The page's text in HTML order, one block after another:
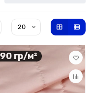
гр/м²